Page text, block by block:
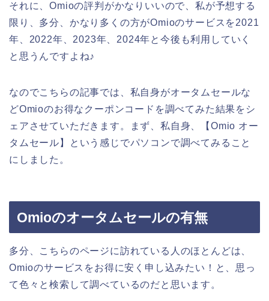
それに、Omioの評判がかなりいいので、私が予想する
限り、多分、かなり多くの方がOmioのサービスを2021
年、2022年、2023年、2024年と今後も利用していく
と思うんですよね♪
なのでこちらの記事では、私自身がオータムセールな
どOmioのお得なクーポンコードを調べてみた結果をシ
ェアさせていただきます。まず、私自身、【Omio オー
タムセール】という感じでパソコンで調べてみること
にしました。
Omioのオータムセールの有無
多分、こちらのページに訪れている人のほとんどは、
Omioのサービスをお得に安く申し込みたい！と、思っ
て色々と検索して調べているのだと思います。